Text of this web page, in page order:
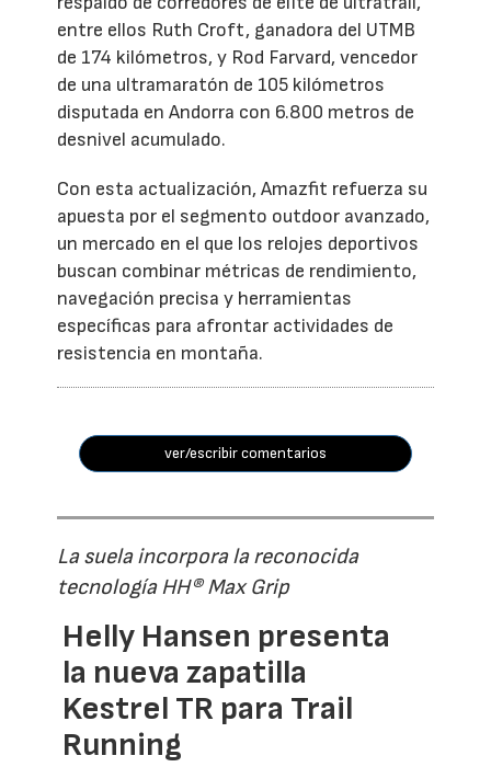
entre ellos Ruth Croft, ganadora del UTMB
de 174 kilómetros, y Rod Farvard, vencedor
de una ultramaratón de 105 kilómetros
disputada en Andorra con 6.800 metros de
desnivel acumulado.
Con esta actualización, Amazfit refuerza su
apuesta por el segmento outdoor avanzado,
un mercado en el que los relojes deportivos
buscan combinar métricas de rendimiento,
navegación precisa y herramientas
específicas para afrontar actividades de
resistencia en montaña.
ver/escribir comentarios
La suela incorpora la reconocida
tecnología HH® Max Grip
Helly Hansen presenta
la nueva zapatilla
Kestrel TR para Trail
Running